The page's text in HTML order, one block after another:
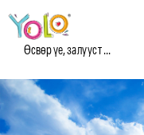
Өсвөр үе, залууст ...